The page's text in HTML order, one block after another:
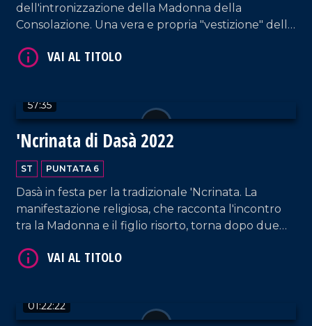
dell'intronizzazione della Madonna della
Consolazione. Una vera e propria "vestizione" della
'Ncrinata.
57:35
'Ncrinata di Dasà 2022
ST PUNTATA 6
Dasà in festa per la tradizionale 'Ncrinata. La
manifestazione religiosa, che racconta l'incontro
tra la Madonna e il figlio risorto, torna dopo due
01:22:22